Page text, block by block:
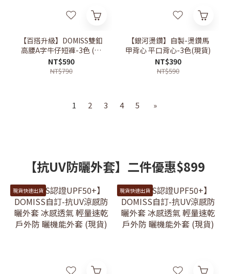
【百搭升級】DOMISS雙釦
高腰A字牛仔短褲-3色 (現
貨）
NT$590
NT$790
【銀河燙鑽】自製-燙鑽馬
甲背心 平口背心-3色(現貨)
NT$390
NT$590
1 2 3 4 5 »
【抗UV防曬外套】二件優惠$899
現貨快速出貨 現貨快速出貨